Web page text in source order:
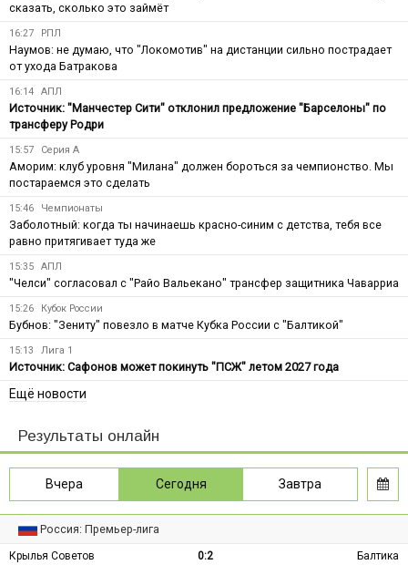
сказать, сколько это займёт
16:27 РПЛ
Наумов: не думаю, что "Локомотив" на дистанции сильно пострадает
от ухода Батракова
16:14 АПЛ
Источник: "Манчестер Сити" отклонил предложение "Барселоны" по
трансферу Родри
15:57 Серия А
Аморим: клуб уровня "Милана" должен бороться за чемпионство. Мы
постараемся это сделать
15:46 Чемпионаты
Заболотный: когда ты начинаешь красно-синим с детства, тебя все
равно притягивает туда же
15:35 АПЛ
"Челси" согласовал с "Райо Вальекано" трансфер защитника Чаварриа
15:26 Кубок России
Бубнов: "Зениту" повезло в матче Кубка России с "Балтикой"
15:13 Лига 1
Источник: Сафонов может покинуть "ПСЖ" летом 2027 года
Ещё новости
Результаты онлайн
Вчера Сегодня Завтра
Россия: Премьер-лига
Крылья Советов 0:2
Балтика